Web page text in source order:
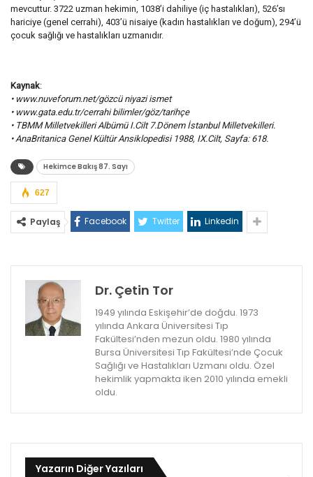
mevcuttur. 3722 uzman hekimin, 1038’i dahiliye (iç hastalıkları), 526’sı
hariciye (genel cerrahi), 403’ü nisaiye (kadın hastalıkları ve doğum), 294’ü
çocuk sağlığı ve hastalıkları uzmanıdır.
Kaynak:
• www.nuveforum.net/gözcü niyazi ismet
• www.gata.edu.tr/cerrahi bilimler/göz/tarihçe
• TBMM Milletvekilleri Albümü I.Cilt 7.Dönem İstanbul Milletvekilleri.
• AnaBritanica Genel Kültür Ansiklopedisi 1988, IX.Cilt, Sayfa: 618.
Hekimce Bakış 87. Sayı
627
Paylaş Facebook Twitter Linkedin
Dr. Çetin Tor
1949 yılında Eskişehir’de doğdu. 1973
yılında Ankara Üniversitesi Tıp
Fakültesi’nden mezun oldu. 1980 yılında
Bursa Üniversitesi Tıp Fakültesi’nde Çocuk
Sağlığı ve Hastalıkları Uzmanı oldu. Özel
hekimlik yapmakta iken 2010 yılında emekli
oldu.
Yazarın Diğer Yazıları